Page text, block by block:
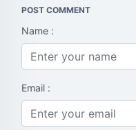
POST COMMENT
Name :
Email :